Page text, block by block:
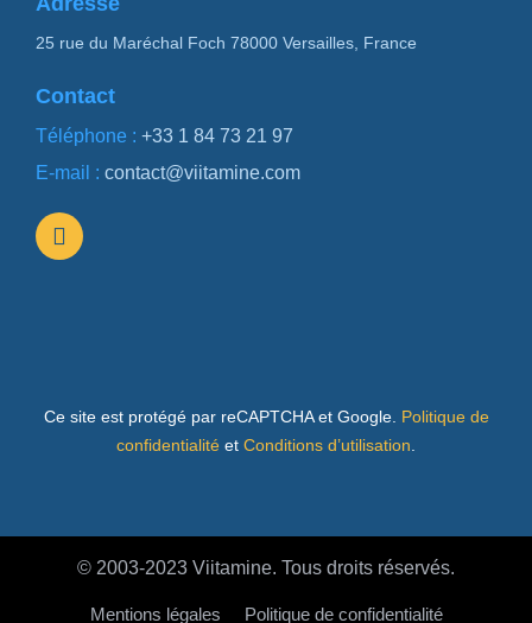
25 rue du Maréchal Foch 78000 Versailles, France
Contact
Téléphone : +33 1 84 73 21 97
E-mail : contact@viitamine.com
Ce site est protégé par reCAPTCHA et Google. Politique de
confidentialité et Conditions d’utilisation
© 2003-2023 Viitamine. Tous droits réservés.
Mentions légales Politique de confidentialité